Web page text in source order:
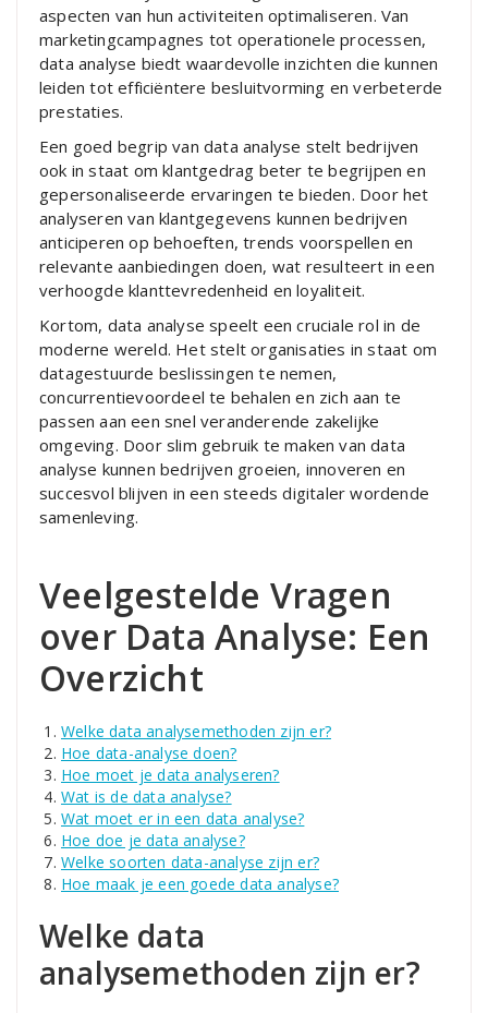
aspecten van hun activiteiten optimaliseren. Van
marketingcampagnes tot operationele processen,
data analyse biedt waardevolle inzichten die kunnen
leiden tot efficiëntere besluitvorming en verbeterde
prestaties.
Een goed begrip van data analyse stelt bedrijven
ook in staat om klantgedrag beter te begrijpen en
gepersonaliseerde ervaringen te bieden. Door het
analyseren van klantgegevens kunnen bedrijven
anticiperen op behoeften, trends voorspellen en
relevante aanbiedingen doen, wat resulteert in een
verhoogde klanttevredenheid en loyaliteit.
Kortom, data analyse speelt een cruciale rol in de
moderne wereld. Het stelt organisaties in staat om
datagestuurde beslissingen te nemen,
concurrentievoordeel te behalen en zich aan te
passen aan een snel veranderende zakelijke
omgeving. Door slim gebruik te maken van data
analyse kunnen bedrijven groeien, innoveren en
succesvol blijven in een steeds digitaler wordende
samenleving.
Veelgestelde Vragen
over Data Analyse: Een
Overzicht
Welke data analysemethoden zijn er?
Hoe data-analyse doen?
Hoe moet je data analyseren?
Wat is de data analyse?
Wat moet er in een data analyse?
Hoe doe je data analyse?
Welke soorten data-analyse zijn er?
Hoe maak je een goede data analyse?
Welke data
analysemethoden zijn er?